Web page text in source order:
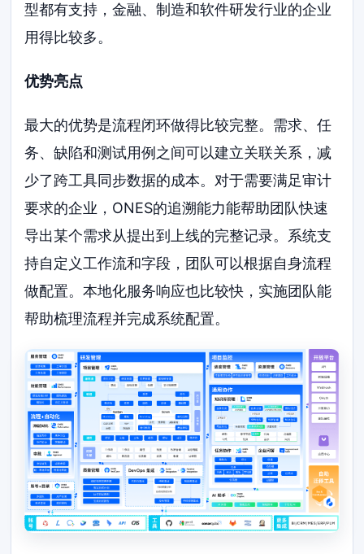
型都有支持，金融、制造和软件研发行业的企业
用得比较多。
优势亮点
最大的优势是流程闭环做得比较完整。需求、任
务、缺陷和测试用例之间可以建立关联关系，减
少了跨工具同步数据的成本。对于需要满足审计
要求的企业，ONES的追溯能力能帮助团队快速
导出某个需求从提出到上线的完整记录。系统支
持自定义工作流和字段，团队可以根据自身流程
做配置。本地化服务响应也比较快，实施团队能
帮助梳理流程并完成系统配置。